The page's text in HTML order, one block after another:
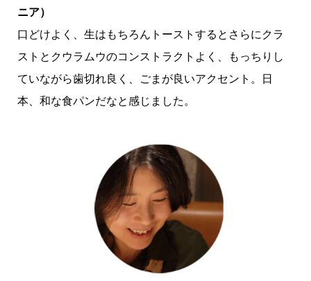
ニア）
口どけよく、生はもちろんトーストするとさらにクラ
ストとクウラムウのコンストラクトよく、もっちりし
ていながら歯切れ良く、ごまが良いアクセント。日
本、和な食パンだなと感じました。